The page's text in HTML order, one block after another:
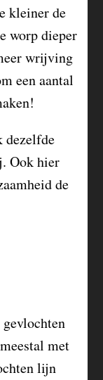
kleiner de
worp dieper
wrijving
een aantal
dezelfde
Ook hier
de
met
lijn